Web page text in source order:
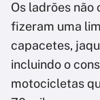
Os ladrões não
fizeram uma
capacetes,
incluindo o
motocicletas